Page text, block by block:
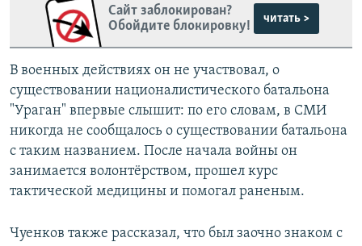
Сайт заблокирован?
Обойдите блокировку!
читать >
В военных действиях он не участвовал, о
существовании националистического батальона
"Ураган" впервые слышит: по его словам, в СМИ
никогда не сообщалось о существовании батальона
с таким названием. После начала войны он
занимается волонтёрством, прошел курс
тактической медицины и помогал раненым.
Чуенков также рассказал, что был заочно знаком с